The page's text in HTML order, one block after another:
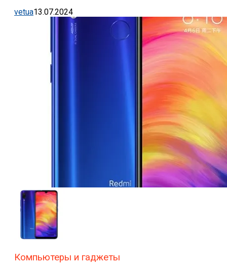
vetua13.07.2024
Компьютеры и гаджеты